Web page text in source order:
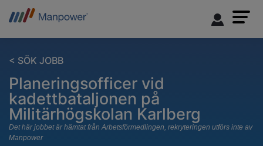
< SÖK JOBB
Planeringsofficer vid
kadettbataljonen på
Militärhögskolan Karlberg
Det här jobbet är hämtat från Arbetsförmedlingen, rekryteringen utförs inte av
Manpower